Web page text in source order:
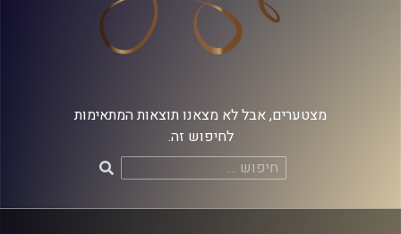
מצטערים, אבל לא מצאנו תוצאות המתאימות
לחיפוש זה.
חיפוש: